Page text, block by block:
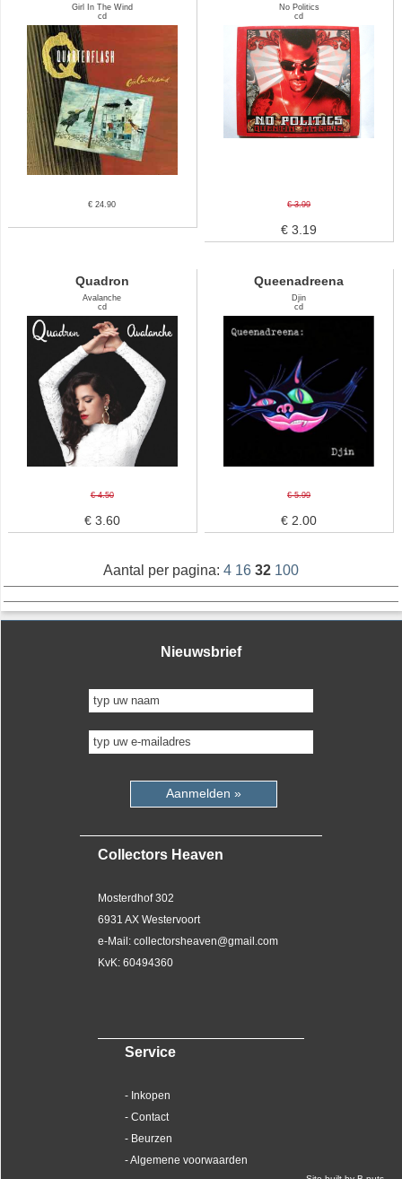
Girl In The Wind
cd
€ 24.90
No Politics
cd
€ 3.99
€ 3.19
Quadron
Avalanche
cd
€ 4.50
€ 3.60
Queenadreena
Djin
cd
€ 5.99
€ 2.00
Aantal per pagina: 4 16 32 100
Nieuwsbrief
Aanmelden »
Collectors Heaven
Mosterdhof 302
6931 AX Westervoort
e-Mail: collectorsheaven@gmail.com
KvK: 60494360
Service
- Inkopen
- Contact
- Beurzen
- Algemene voorwaarden